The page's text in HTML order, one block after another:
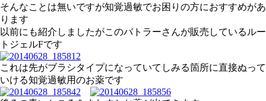
そんなことは無いですが知覚過敏でお困りの方におすすめがあ
ります
以前にも紹介しましたがこのバトラーさんが販売しているルー
トジェルFです
これは先がブラシタイプになっていてしみる箇所に直接ぬって
いける知覚過敏用のお薬です